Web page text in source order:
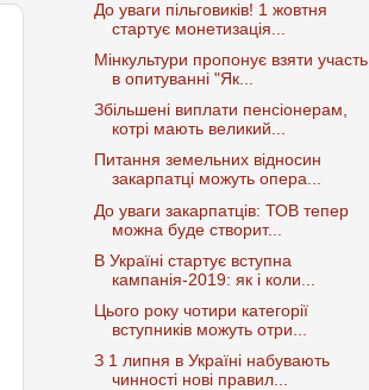
До уваги пільговиків! 1 жовтня
стартує монетизація...
Мінкультури пропонує взяти участь
в опитуванні "Як...
Збільшені виплати пенсіонерам,
котрі мають великий...
Питання земельних відносин
закарпатці можуть опера...
До уваги закарпатців: ТОВ тепер
можна буде створит...
В Україні стартує вступна
кампанія-2019: як і коли...
Цього року чотири категорії
вступників можуть отри...
З 1 липня в Україні набувають
чинності нові правил...